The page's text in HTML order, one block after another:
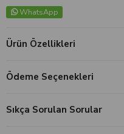
WhatsApp
Ürün Özellikleri
Ödeme Seçenekleri
Sıkça Sorulan Sorular